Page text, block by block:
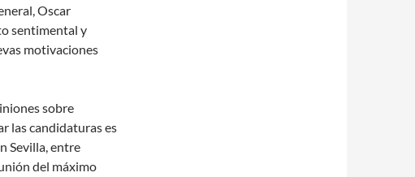
Oscar
sentimental y
motivaciones
sobre
las candidaturas es
Sevilla, entre
del máximo